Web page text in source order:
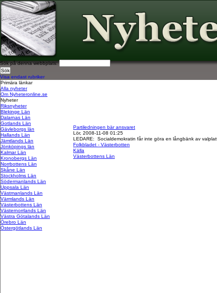
Sök på denna webbplats:
Visa endast rubriker
Primära länkar
Alla nyheter
Om Nyheteronline.se
Nyheter
Riksnyheter
Blekinge Län
Dalarnas Län
Gotlands Län
Gävleborgs län
Hallands Län
Jämtlands Län
Jönköpings län
Kalmar Län
Kronobergs Län
Norrbottens Län
Skåne Län
Stockholms Län
Södermanlands Län
Uppsala Län
Västmanlands Län
Värmlands Län
Västerbottens Län
Västernorrlands Län
Västra Götalands Län
Örebro Län
Östergötlands Län
Partiledningen bär ansvaret
Lör, 2008-11-08 01:25
LEDARE: Socialdemokratin får inte göra en långbänk av
Folkbladet - Västerbotten
Källa
Västerbottens Län